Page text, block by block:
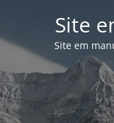
Site
Site em